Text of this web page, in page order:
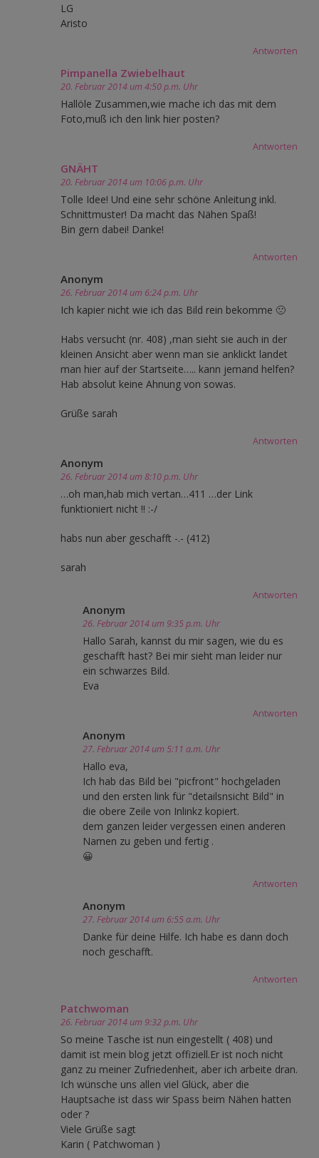
LG
Aristo
Antworten
Pimpanella Zwiebelhaut
20. Februar 2014 um 4:50 p.m. Uhr
Hallöle Zusammen,wie mache ich das mit dem
Foto,muß ich den link hier posten?
Antworten
GNÄHT
20. Februar 2014 um 10:06 p.m. Uhr
Tolle Idee! Und eine sehr schöne Anleitung inkl.
Schnittmuster! Da macht das Nähen Spaß!
Bin gern dabei! Danke!
Antworten
Anonym
26. Februar 2014 um 6:24 p.m. Uhr
Ich kapier nicht wie ich das Bild rein bekomme 🙁
Habs versucht (nr. 408) ,man sieht sie auch in der
kleinen Ansicht aber wenn man sie anklickt landet
man hier auf der Startseite….. kann jemand helfen?
Hab absolut keine Ahnung von sowas.
Grüße sarah
Antworten
Anonym
26. Februar 2014 um 8:10 p.m. Uhr
…oh man,hab mich vertan…411 …der Link
funktioniert nicht !! :-/
habs nun aber geschafft -.- (412)
sarah
Antworten
Anonym
26. Februar 2014 um 9:35 p.m. Uhr
Hallo Sarah, kannst du mir sagen, wie du es
geschafft hast? Bei mir sieht man leider nur
ein schwarzes Bild.
Eva
Antworten
Anonym
27. Februar 2014 um 5:11 a.m. Uhr
Hallo eva,
Ich hab das Bild bei "picfront" hochgeladen
und den ersten link für "detailsnsicht Bild" in
die obere Zeile von Inlinkz kopiert.
dem ganzen leider vergessen einen anderen
Namen zu geben und fertig .
😀
Antworten
Anonym
27. Februar 2014 um 6:55 a.m. Uhr
Danke für deine Hilfe. Ich habe es dann doch
noch geschafft.
Antworten
Patchwoman
26. Februar 2014 um 9:32 p.m. Uhr
So meine Tasche ist nun eingestellt ( 408) und
damit ist mein blog jetzt offiziell.Er ist noch nicht
ganz zu meiner Zufriedenheit, aber ich arbeite dran.
Ich wünsche uns allen viel Glück, aber die
Hauptsache ist dass wir Spass beim Nähen hatten
oder ?
Viele Grüße sagt
Karin ( Patchwoman )